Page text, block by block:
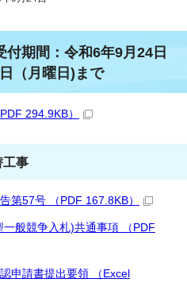
期間：令和6年9月24日
（月曜日)まで
294.9KB）
工事
第57号 （PDF 167.8KB）
般競争入札)共通事項 （PDF
申請書提出要領 （Excel